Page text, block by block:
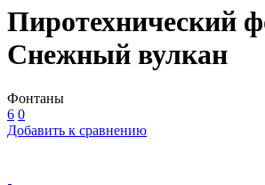
Пиротехнический
Снежный вулкан
Фонтаны
6 0
Добавить к сравнению